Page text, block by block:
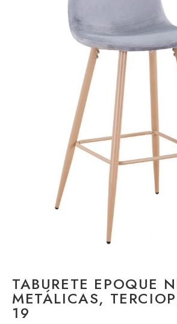
TABURETE EPOQUE
METÁLICAS,
19